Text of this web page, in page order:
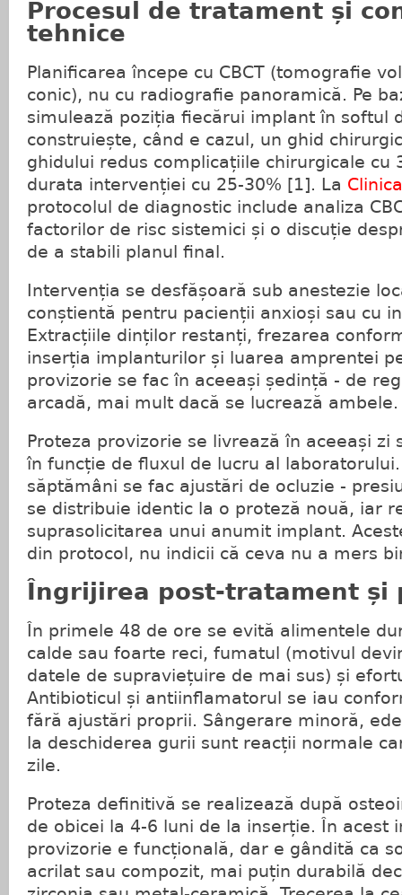
Procesul de tratament și
tehnice
Planificarea începe cu CBCT (tomografie
conic), nu cu radiografie panoramică. Pe
simulează poziția fiecărui implant în softul
construiește, când e cazul, un ghid
ghidului redus complicațiile chirurgicale cu
durata intervenției cu 25-30% [1]. La
protocolul de diagnostic include analiza
factorilor de risc sistemici și o discuție
de a stabili planul final.
Intervenția se desfășoară sub anestezie
conștientă pentru pacienții anxioși sau cu
Extracțiile dinților restanți, frezarea
inserția implanturilor și luarea amprentei
provizorie se fac în aceeași ședință - de
arcadă, mai mult dacă se lucrează ambele.
Proteza provizorie se livrează în aceeași zi
în funcție de fluxul de lucru al
săptămâni se fac ajustări de ocluzie -
se distribuie identic la o proteză nouă, iar
suprasolicitarea unui anumit implant.
din protocol, nu indicii că ceva nu a mers
Îngrijirea post-tratament și
În primele 48 de ore se evită alimentele
calde sau foarte reci, fumatul (motivul
datele de supraviețuire de mai sus) și
Antibioticul și antiinflamatorul se iau
fără ajustări proprii. Sângerare minoră,
la deschiderea gurii sunt reacții normale
zile.
Proteza definitivă se realizează după
de obicei la 4-6 luni de la inserție. În acest
provizorie e funcțională, dar e gândită ca
acrilat sau compozit, mai puțin durabilă